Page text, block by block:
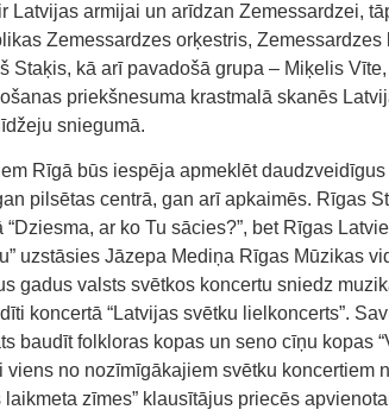
Latvijas armijai un arīdzan Zemessardzei,
Zemessardzes orķestris, Zemessardzes
Staķis, kā arī pavadošā grupa – Miķelis
priekšnesuma krastmalā skanēs
sniegumā.
Rīgā būs iespēja apmeklēt
pilsētas centrā, gan arī apkaimēs. Rīgas
“Dziesma, ar ko Tu sācies?”, bet Rīgas
uzstāsies Jāzepa Mediņa Rīgas Mūzikas
gadus valsts svētkos koncertu sniedz
koncertā “Latvijas svētku lielkoncerts”.
baudīt folkloras kopas un seno cīņu kopas
viens no nozīmīgākajiem svētku koncertiem
laikmeta zīmes” klausītājus priecēs